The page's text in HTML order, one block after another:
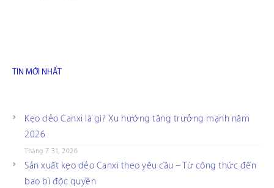
TIN MỚI NHẤT
Kẹo dẻo Canxi là gì? Xu hướng tăng trưởng mạnh năm
2026
Tháng 7 31, 2026
Sản xuất kẹo dẻo Canxi theo yêu cầu – Từ công thức đến
bao bì độc quyền